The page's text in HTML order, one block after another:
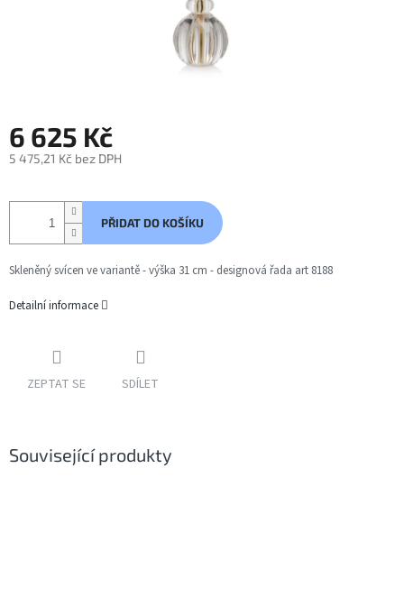
6 625 Kč
5 475,21 Kč bez DPH
cena:
PŘIDAT DO KOŠÍKU
Skleněný svícen ve variantě - výška 31 cm - designová řada art 8188
Detailní informace
ZEPTAT SE SDÍLET
Související produkty